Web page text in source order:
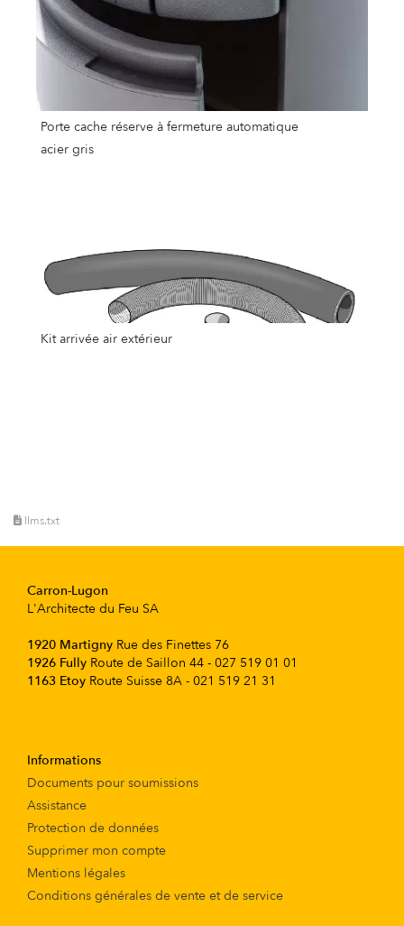
Porte cache réserve à fermeture automatique
acier gris
Kit arrivée air extérieur
llms.txt
Carron-Lugon
L'Architecte du Feu SA
1920 Martigny Rue des Finettes 76
1926 Fully Route de Saillon 44 - 027 519 01 01
1163 Etoy Route Suisse 8A - 021 519 21 31
Informations
Documents pour soumissions
Assistance
Protection de données
Supprimer mon compte
Mentions légales
Conditions générales de vente et de service